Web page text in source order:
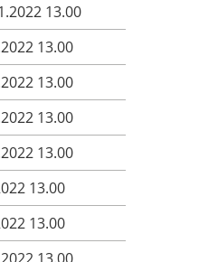
13.00
13.00
13.00
13.00
13.00
13.00
13.00